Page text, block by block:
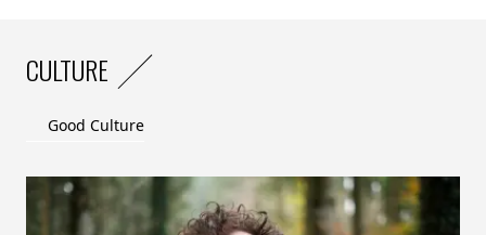
CULTURE
Good Culture